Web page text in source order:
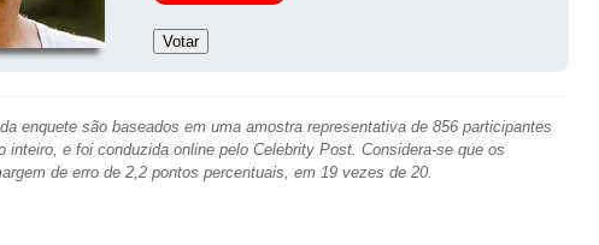
enquete são baseados em uma amostra representativa de 856 participantes
inteiro, e foi conduzida online pelo Celebrity Post. Considera-se que os
de erro de 2,2 pontos percentuais, em 19 vezes de 20.